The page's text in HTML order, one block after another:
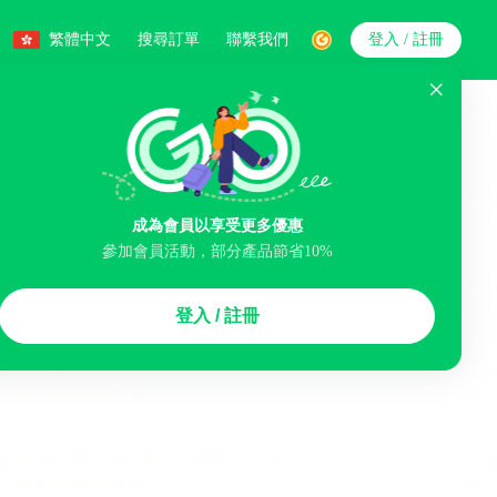
繁體中文 搜尋訂單 聯繫我們
成為會員以享受更多優惠
參加會員活動，部分產品節省10%
登入 / 註冊
登入 / 註冊
搜索
寄存服務 免費取消 民宿 泊車場